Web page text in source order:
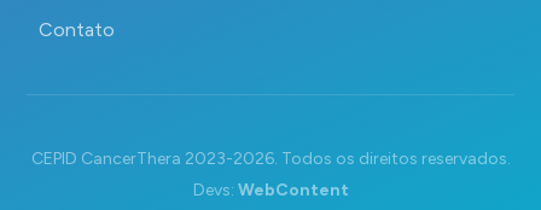
Contato
CEPID CancerThera 2023-2026. Todos os direitos reservados.
Devs: WebContent